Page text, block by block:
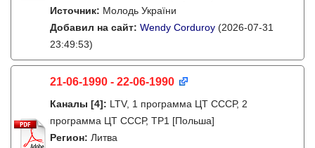
Источник: Молодь України
Добавил на сайт: Wendy Corduroy (2026-07-31
23:49:53)
21-06-1990 - 22-06-1990
Каналы [4]: LTV, 1 программа ЦТ СССР, 2
программа ЦТ СССР, TP1 [Польша]
Регион: Литва